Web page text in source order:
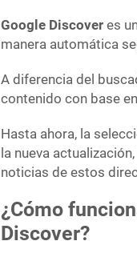
Google Discover es
manera automática
A diferencia del
contenido con base
Hasta ahora, la
la nueva
noticias de estos
¿Cómo
Discover?